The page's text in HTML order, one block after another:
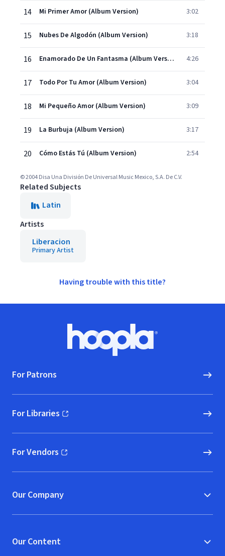
14 Mi Primer Amor (Album Version) 3:02
15 Nubes De Algodón (Album Version) 3:18
16 Enamorado De Un Fantasma (Album Version) 4:26
17 Todo Por Tu Amor (Album Version) 3:04
18 Mi Pequeño Amor (Album Version) 3:09
19 La Burbuja (Album Version) 3:17
20 Cómo Estás Tú (Album Version) 2:54
© 2004 Disa Una División De Universal Music Mexico, S.A. De C.V.
Related Subjects
Latin
Artists
Liberacion
Primary Artist
Having trouble with this title?
Hoopla logo, Go to homepage
For Patrons
For Libraries
(opens in new window)
For Vendors
(opens in new window)
Our Company
Our Content